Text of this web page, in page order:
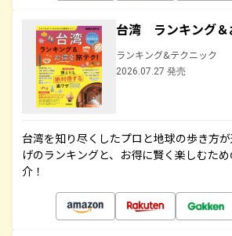
台湾 ランキング＆
ランキング&テクニック
2026.07.27 発売
台湾を知り尽くしたプロと地球の歩き方
げのランキングと、お得に賢く楽しむた
介！